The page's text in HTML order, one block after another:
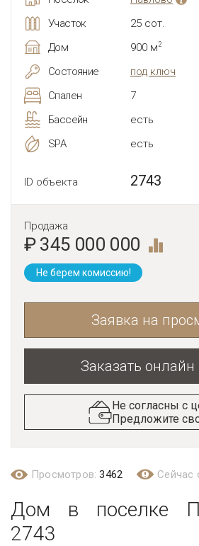
Участок
25 сот.
Дом
900 м2
Состояние
под ключ
Спален
7
Бассейн
есть
SPA
есть
ID объекта 2743
Продажа
₽ 345 000 000
Не берем комиссию!
Заявка на
Заказать онлайн
Не согласны с
Предложите
Просмотров:3462 Сейчас
Дом в поселке
2743